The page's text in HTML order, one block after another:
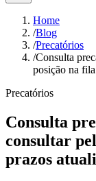
Home
/Blog
/Precatórios
/Consulta
posição na
Precatórios
Consulta
consultar
prazos